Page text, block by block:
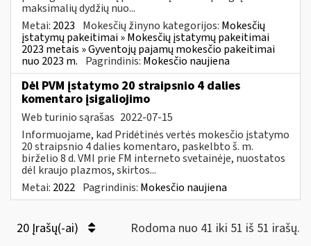
maksimalių dydžių nuo...
Metai: 2023 Mokesčių žinyno kategorijos: Mokesčių
įstatymų pakeitimai » Mokesčių įstatymų pakeitimai
2023 metais » Gyventojų pajamų mokesčio pakeitimai
nuo 2023 m. Pagrindinis: Mokesčio naujiena
Dėl PVM įstatymo 20 straipsnio 4 dalies
komentaro įsigaliojimo
Web turinio sąrašas 2022-07-15
Informuojame, kad Pridėtinės vertės mokesčio įstatymo
20 straipsnio 4 dalies komentaro, paskelbto š. m.
birželio 8 d. VMI prie FM interneto svetainėje, nuostatos
dėl kraujo plazmos, skirtos...
Metai: 2022 Pagrindinis: Mokesčio naujiena
20 Įrašų(-ai) Rodoma nuo 41 iki 51 iš 51 irašų.